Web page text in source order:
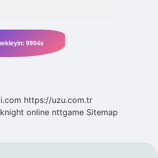
https://uzu.com.tr
knight online nttgame Sitemap